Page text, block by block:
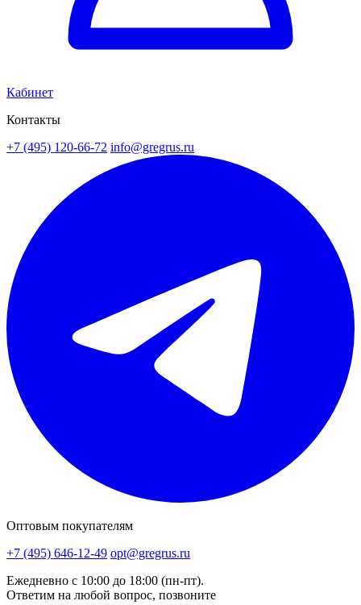
Кабинет
Контакты
+7 (495) 120-66-72 info@gregrus.ru
Оптовым покупателям
+7 (495) 646-12-49 opt@gregrus.ru
Ежедневно с 10:00 до 18:00 (пн-пт).
Ответим на любой вопрос, позвоните